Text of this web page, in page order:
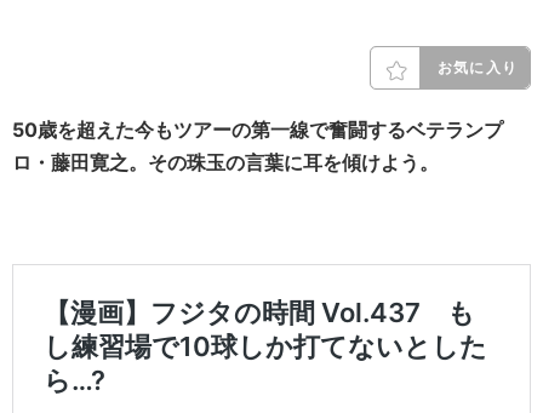
お気に入り
50歳を超えた今もツアーの第一線で奮闘するベテランプ
ロ・藤田寛之。その珠玉の言葉に耳を傾けよう。